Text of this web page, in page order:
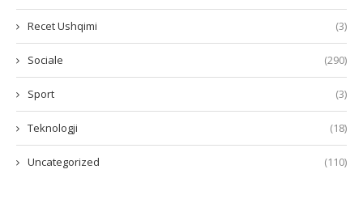
Recet Ushqimi (3)
Sociale (290)
Sport (3)
Teknologji (18)
Uncategorized (110)